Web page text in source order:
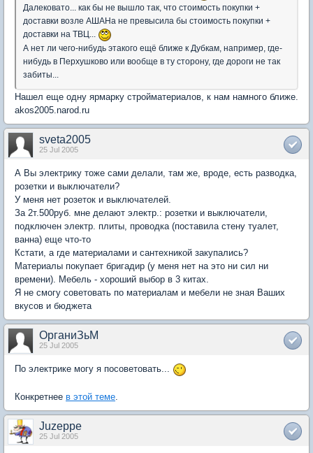
Далековато... как бы не вышло так, что стоимость покупки +
доставки возле АШАНа не превысила бы стоимость покупки +
доставки на ТВЦ...
А нет ли чего-нибудь этакого ещё ближе к Дубкам, например, где-
нибудь в Перхушково или вообще в ту сторону, где дороги не так
забиты...
Нашел еще одну ярмарку стройматериалов, к нам намного ближе.
akos2005.narod.ru
sveta2005
25 Jul 2005
А Вы электрику тоже сами делали, там же, вроде, есть разводка,
розетки и выключатели?
У меня нет розеток и выключателей.
За 2т.500руб. мне делают электр.: розетки и выключатели,
подключен электр. плиты, проводка (поставила стену туалет,
ванна) еще что-то
Кстати, а где материалами и сантехникой закупались?
Материалы покупает бригадир (у меня нет на это ни сил ни
времени). Мебель - хороший выбор в 3 китах.
Я не смогу советовать по материалам и мебели не зная Ваших
вкусов и бюджета
ОрганиЗьМ
25 Jul 2005
По электрике могу я посоветовать...
Конкретнее в этой теме
Juzeppe
25 Jul 2005